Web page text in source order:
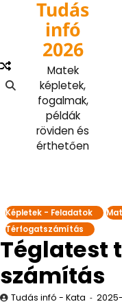
Tudás
infó
2026
Matek
képletek,
fogalmak,
példák
röviden és
érthetően
Képletek - Feladatok
Térfogatszámítás
Téglatest
számítás
Tudás infó - Kata